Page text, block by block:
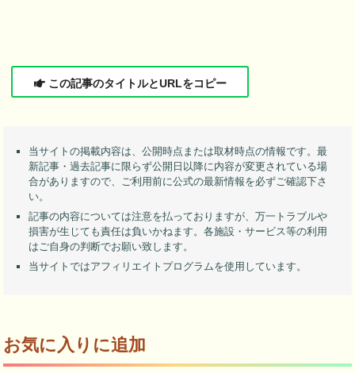
この記事のタイトルとURLをコピー
当サイトの掲載内容は、公開時点または取材時点の情報です。最
新記事・過去記事に限らず公開日以降に内容が変更されている場
合がありますので、ご利用前に公式の最新情報を必ずご確認下さ
い。
記事の内容については注意を払っておりますが、万一トラブルや
損害が生じても責任は負いかねます。各施設・サービス等の利用
はご自身の判断でお願い致します。
当サイトではアフィリエイトプログラムを使用しています。
お気に入りに追加